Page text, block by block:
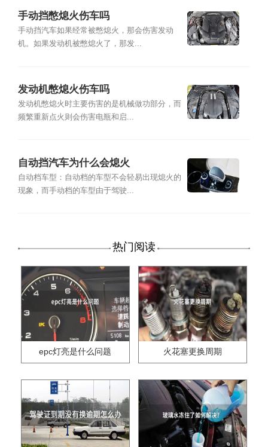
手动挡憋熄火伤车吗
手动挡汽车如果经常被憋熄火，那会伤害发动
机。如果发动机被憋熄火了，那发...
发动机憋熄火伤车吗
发动机憋熄火时主要伤害的是机械做功部分，而
频繁重新点火则会伤害电瓶和启...
自动挡汽车为什么会熄火
自动档车型：自动档的车型不会轻易出现熄火的
现象，而手动档的车型由于驾驶...
热门阅读
epc灯亮是什么问题 火花塞更换周期